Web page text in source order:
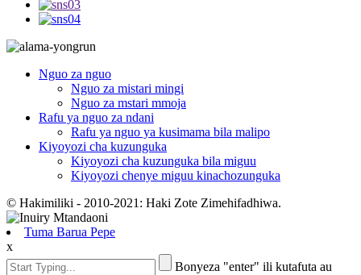
Nguo za nguo
Nguo za mistari mingi
Nguo za mstari mmoja
Rafu ya nguo za ndani
Rafu ya nguo ya kusimama bila malipo
Kiyoyozi cha kuzunguka
Kiyoyozi cha kuzunguka bila miguu
Kiyoyozi chenye miguu kinachozunguka
© Hakimiliki - 2010-2021: Haki Zote Zimehifadhiwa.
Tuma Barua Pepe
x
Bonyeza "enter" ili kutafuta au